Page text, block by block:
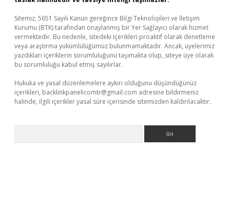
Sitemiz, 5651 Sayılı Kanun gereğince Bilgi Teknolojileri ve İletişim
Kurumu (BTK) tarafından onaylanmış bir Yer Sağlayıcı olarak hizmet
vermektedir. Bu nedenle, sitedeki içerikleri proaktif olarak denetleme
veya araştırma yükümlülüğümüz bulunmamaktadır. Ancak, üyelerimiz
yazdıkları içeriklerin sorumluluğunu taşımakta olup, siteye üye olarak
bu sorumluluğu kabul etmiş sayılırlar.
Hukuka ve yasal düzenlemelere aykırı olduğunu düşündüğünüz
içerikleri, backlinkpanelicomtr@gmail.com adresine bildirmeniz
halinde, ilgili içerikler yasal süre içerisinde sitemizden kaldırılacaktır.